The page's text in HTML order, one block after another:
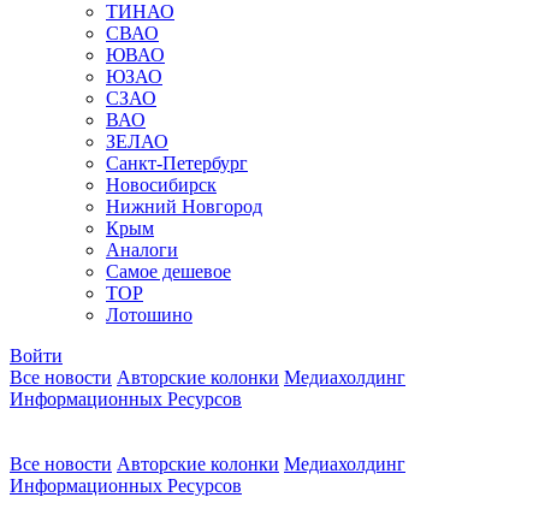
ТИНАО
СВАО
ЮВАО
ЮЗАО
СЗАО
ВАО
ЗЕЛАО
Санкт-Петербург
Новосибирск
Нижний Новгород
Крым
Аналоги
Самое дешевое
TOP
Лотошино
Войти
Все новости Авторские колонки Медиахолдинг
Информационных Ресурсов
Все новости Авторские колонки Медиахолдинг
Информационных Ресурсов